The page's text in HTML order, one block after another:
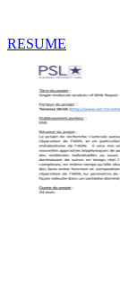
RESUME